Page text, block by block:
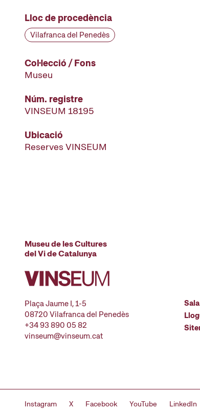
Lloc de procedència
Vilafranca del Penedès
Col·lecció / Fons
Museu
Núm. registre
VINSEUM 18195
Ubicació
Reserves VINSEUM
Museu de les Cultures
del Vi de Catalunya
Plaça Jaume I, 1-5
08720 Vilafranca del Penedès
+34 93 890 05 82
vinseum@vinseum.cat
Instagram X Facebook YouTube LinkedIn